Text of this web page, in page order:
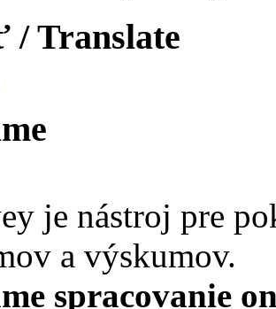
/ Translate
je nástroj pre
a výskumov.
spracovanie